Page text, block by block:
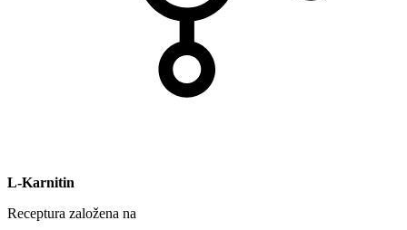
L-Karnitin
Receptura založena na